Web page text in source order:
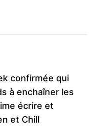
confirmée qui
à enchaîner les
écrire et
et Chill